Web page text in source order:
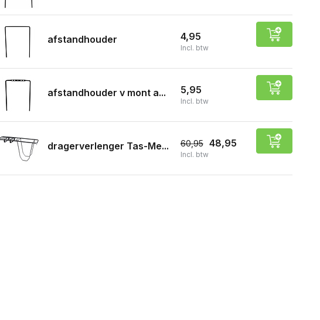
afstandhouder 4,95
Incl. btw
afstandhouder v mont a... 5,95
Incl. btw
dragerverlenger Tas-Me... 60,95 48,95
Incl. btw